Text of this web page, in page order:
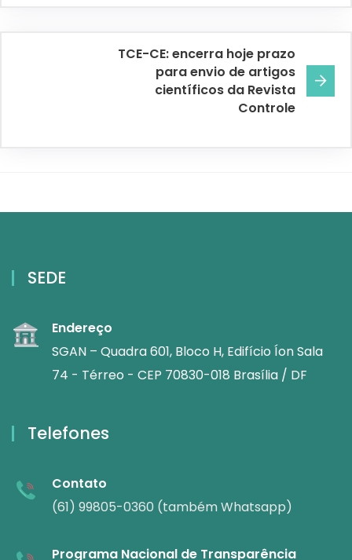
TCE-CE: encerra hoje prazo
para envio de artigos
científicos da Revista
Controle
SEDE
Endereço
SGAN – Quadra 601, Bloco H, Edifício Íon Sala
74 - Térreo - CEP 70830-018 Brasília / DF
Telefones
Contato
(61) 99805-0360 (também Whatsapp)
Programa Nacional de Transparência